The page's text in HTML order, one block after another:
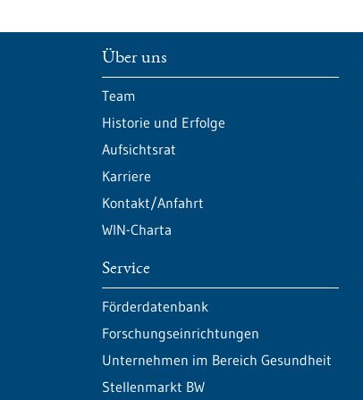
Über uns
Team
Historie und Erfolge
Aufsichtsrat
Karriere
Kontakt/Anfahrt
WIN-Charta
Service
Förderdatenbank
Forschungseinrichtungen
Unternehmen im Bereich Gesundheit
Stellenmarkt BW